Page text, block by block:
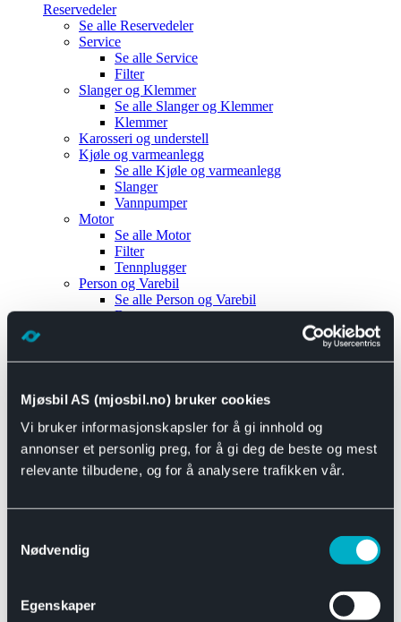
Mjøsbil AS (mjosbil.no) bruker cookies
Vi bruker informasjonskapsler for å gi innhold og
annonser et personlig preg, for å gi deg de beste og mest
relevante tilbudene, og for å analysere trafikken vår.
Nødvendig
Egenskaper
Reservedeler
Se alle Reservedeler
Service
Se alle Service
Filter
Slanger og Klemmer
Se alle Slanger og Klemmer
Klemmer
Karosseri og understell
Kjøle og varmeanlegg
Se alle Kjøle og varmeanlegg
Slanger
Vannpumper
Motor
Se alle Motor
Filter
Tennplugger
Person og Varebil
Se alle Person og Varebil
Brems
Motor og drivverk
Se alle Universal
Bremsedeler
Se alle Bremsedeler
Bremsenippler
Drivline og motor
Se alle Drivline og motor
Eksosanlegg